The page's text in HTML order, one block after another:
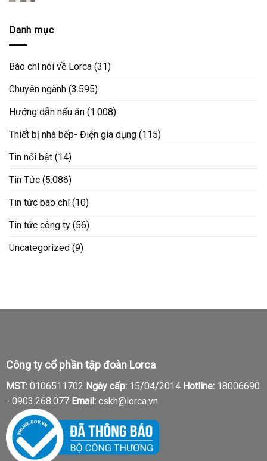
Danh mục
Báo chí nói về Lorca (31)
Chuyên ngành (3.595)
Hướng dẫn nấu ăn (1.008)
Thiết bị nhà bếp- Điện gia dụng (115)
Tin nổi bật (14)
Tin Tức (5.086)
Tin tức báo chí(10)
Tin tức công ty (56)
Uncategorized (9)
Công ty cổ phần tập đoàn Lorca
MST:0106511702 Ngày cấp:15/04/2014 Hotline:18006690
- 0903.268.077 Email:cskh@lorca.vn